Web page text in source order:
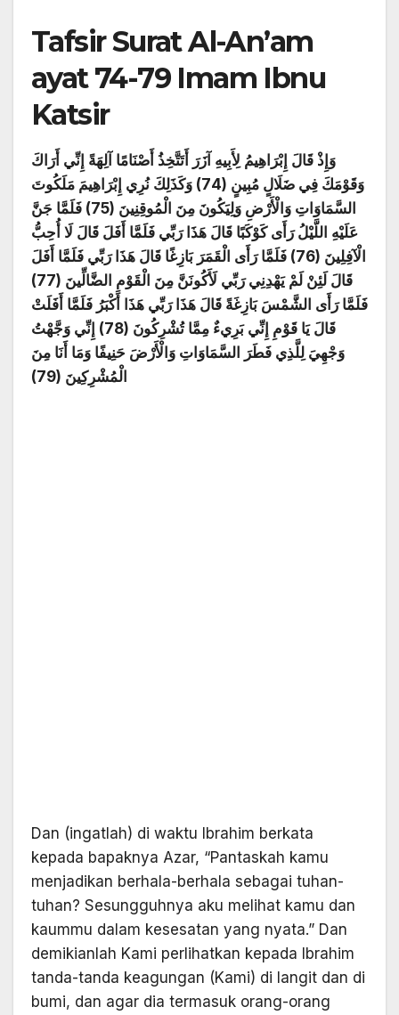
Tafsir Surat Al-An’am
ayat 74-79 Imam Ibnu
Katsir
وَإِذْ قَالَ إِبْرَاهِيمُ لِأَبِيهِ آزَرَ أَتَتَّخِذُ أَصْنَامًا آلِهَةً إِنِّي أَرَاكَ
وَقَوْمَكَ فِي ضَلَالٍ مُبِينٍ (74) وَكَذَلِكَ نُرِي إِبْرَاهِيمَ مَلَكُوتَ
السَّمَاوَاتِ وَالْأَرْضِ وَلِيَكُونَ مِنَ الْمُوقِنِينَ (75) فَلَمَّا جَنَّ
عَلَيْهِ اللَّيْلُ رَأَى كَوْكَبًا قَالَ هَذَا رَبِّي فَلَمَّا أَفَلَ قَالَ لَا أُحِبُّ
الْآفِلِينَ (76) فَلَمَّا رَأَى الْقَمَرَ بَازِغًا قَالَ هَذَا رَبِّي فَلَمَّا أَفَلَ
قَالَ لَئِنْ لَمْ يَهْدِنِي رَبِّي لَأَكُونَنَّ مِنَ الْقَوْمِ الضَّالِّينَ (77)
فَلَمَّا رَأَى الشَّمْسَ بَازِغَةً قَالَ هَذَا رَبِّي هَذَا أَكْبَرُ فَلَمَّا أَفَلَتْ
قَالَ يَا قَوْمِ إِنِّي بَرِيءٌ مِمَّا تُشْرِكُونَ (78) إِنِّي وَجَّهْتُ
وَجْهِيَ لِلَّذِي فَطَرَ السَّمَاوَاتِ وَالْأَرْضَ حَنِيفًا وَمَا أَنَا مِنَ
الْمُشْرِكِينَ (79)
Dan (ingatlah) di waktu Ibrahim berkata
kepada bapaknya Azar, “Pantaskah kamu
menjadikan berhala-berhala sebagai tuhan-
tuhan? Sesungguhnya aku melihat kamu dan
kaummu dalam kesesatan yang nyata.” Dan
demikianlah Kami perlihatkan kepada Ibrahim
tanda-tanda keagungan (Kami) di langit dan di
bumi, dan agar dia termasuk orang-orang